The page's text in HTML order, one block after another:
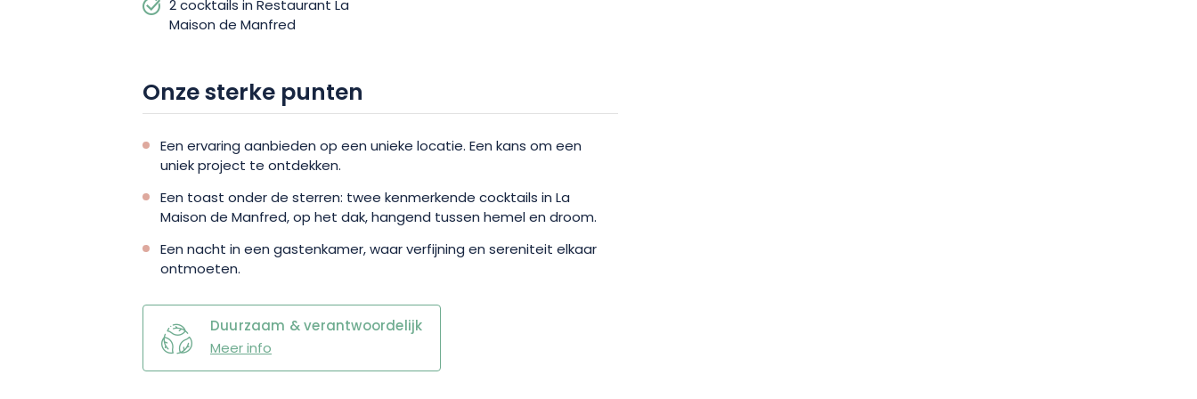
2 cocktails in Restaurant La
Maison de Manfred
Onze sterke punten
Een ervaring aanbieden op een unieke locatie. Een kans om een
uniek project te ontdekken.
Een toast onder de sterren: twee kenmerkende cocktails in La
Maison de Manfred, op het dak, hangend tussen hemel en droom.
Een nacht in een gastenkamer, waar verfijning en sereniteit elkaar
ontmoeten.
Duurzaam & verantwoordelijk
Meer info